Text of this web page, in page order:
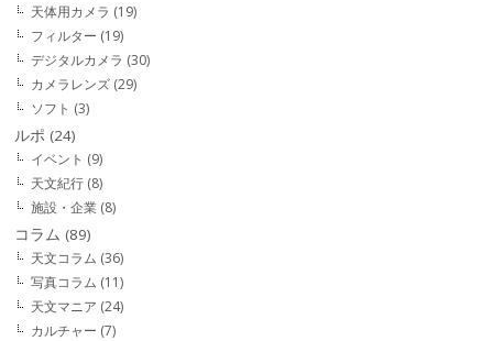
天体用カメラ (19)
フィルター (19)
デジタルカメラ (30)
カメラレンズ (29)
ソフト (3)
ルポ (24)
イベント (9)
天文紀行 (8)
施設・企業 (8)
コラム (89)
天文コラム (36)
写真コラム (11)
天文マニア (24)
カルチャー (7)